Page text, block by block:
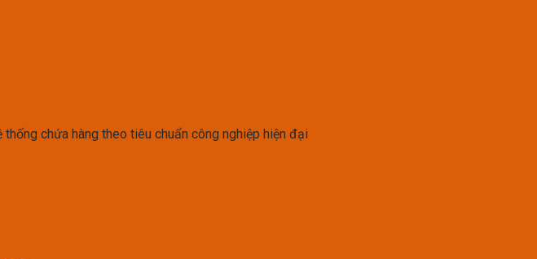
chứa hàng theo tiêu chuẩn công nghiệp hiện đại